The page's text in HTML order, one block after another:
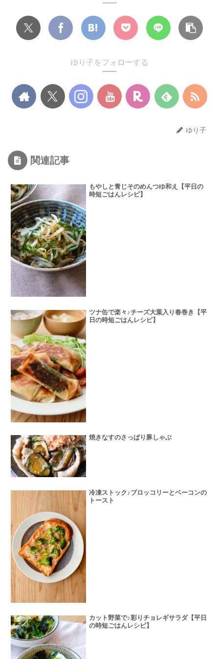
ゆり子をフォローする
ゆり子
関連記事
もやしと青じそのめんつゆ和え【平日の
時短ごはんレシピ】
ツナ缶で楽々♪チーズ大葉入り春巻き【平
日の時短ごはんレシピ】
焼きなすのさっぱり豚しゃぶ
冷凍ストック♪ブロッコリーとベーコンの
トースト
カット野菜で♪彩りチョレギサラダ【平日
の時短ごはんレシピ】